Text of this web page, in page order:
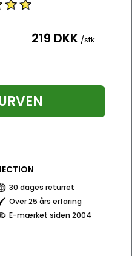
219 DKK /stk.
30 dages returret
Over 25 års erfaring
E-mærket siden 2004